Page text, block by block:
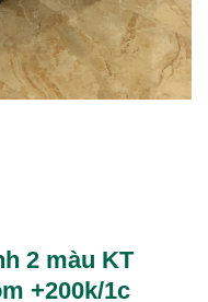
2 màu KT
+200k/1c